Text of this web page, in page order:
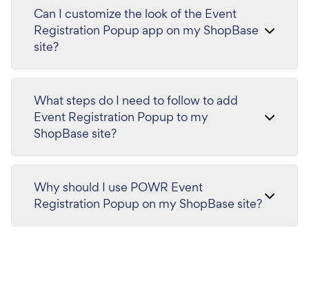
Can I customize the look of the Event
Registration Popup app on my ShopBase
site?
What steps do I need to follow to add
Event Registration Popup to my
ShopBase site?
Why should I use POWR Event
Registration Popup on my ShopBase site?